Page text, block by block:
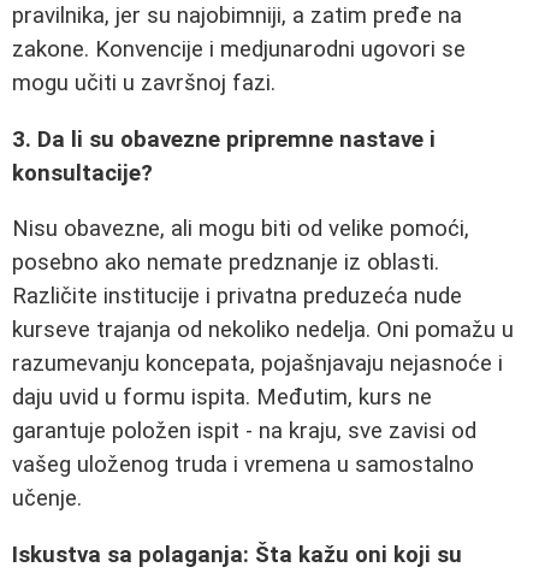
pravilnika, jer su najobimniji, a zatim pređe na
zakone. Konvencije i medjunarodni ugovori se
mogu učiti u završnoj fazi.
3. Da li su obavezne pripremne nastave i
konsultacije?
Nisu obavezne, ali mogu biti od velike pomoći,
posebno ako nemate predznanje iz oblasti.
Različite institucije i privatna preduzeća nude
kurseve trajanja od nekoliko nedelja. Oni pomažu u
razumevanju koncepata, pojašnjavaju nejasnoće i
daju uvid u formu ispita. Međutim, kurs ne
garantuje položen ispit - na kraju, sve zavisi od
vašeg uloženog truda i vremena u samostalno
učenje.
Iskustva sa polaganja: Šta kažu oni koji su